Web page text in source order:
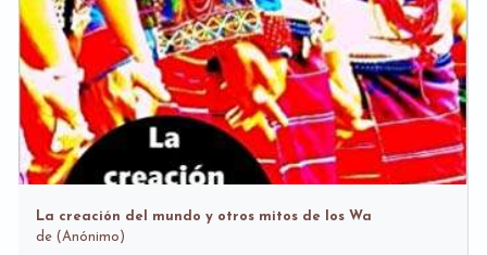
La creación del mundo y otros mitos de los Wa
de (Anónimo)